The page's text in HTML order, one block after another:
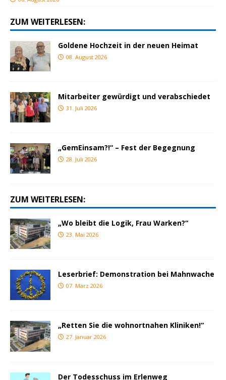
ZUM WEITERLESEN:
Goldene Hochzeit in der neuen Heimat
08. August 2026
Mitarbeiter gewürdigt und verabschiedet
31. Juli 2026
„GemEinsam?!“ – Fest der Begegnung
28. Juli 2026
ZUM WEITERLESEN:
„Wo bleibt die Logik, Frau Warken?“
23. Mai 2026
Leserbrief: Demonstration bei Mahnwache
07. März 2026
„Retten Sie die wohnortnahen Kliniken!“
27. Januar 2026
Der Todesschuss im Erlenweg